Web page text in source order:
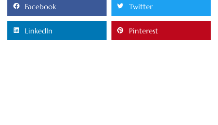
Facebook Twitter
LinkedIn Pinterest